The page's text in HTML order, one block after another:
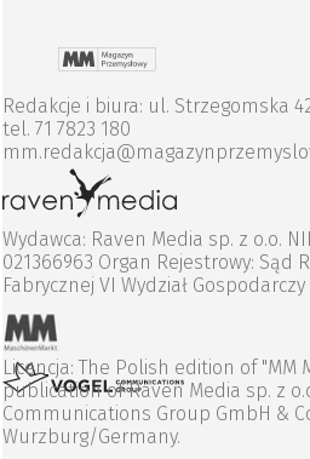
Redakcje i biura: ul. Strzegomska
tel. 71 7823 180
Wydawca: Raven Media sp. z o.o.
021366963 Organ Rejestrowy: Sąd
Fabrycznej VI Wydział Gospodarczy
Licencja: The Polish edition of "MM
publication of Raven Media sp. z
Communications Group GmbH &
Wurzburg/Germany.